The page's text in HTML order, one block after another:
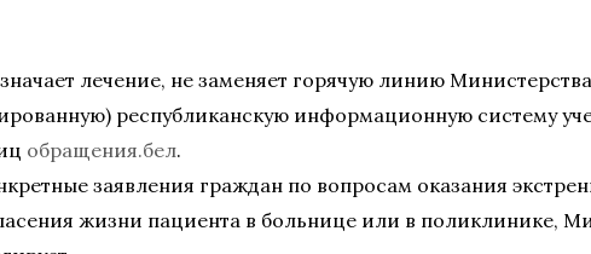
лечение, не заменяет горячую линию Министерства
республиканскую информационную систему
обращения.бел.
заявления граждан по вопросам оказания
жизни пациента в больнице или в поликлинике,